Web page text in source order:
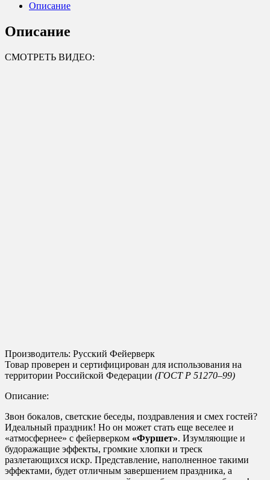
Описание
Описание
СМОТРЕТЬ ВИДЕО:
Производитель: Русский Фейерверк
Товар проверен и сертифицирован для использования на
территории Российской Федерации (ГОСТ Р 51270–99)
Описание:
Звон бокалов, светские беседы, поздравления и смех гостей?
Идеальный праздник! Но он может стать еще веселее и
«атмосфернее» с фейерверком «Фуршет». Изумляющие и
будоражащие эффекты, громкие хлопки и треск
разлетающихся искр. Представление, наполненное такими
эффектами, будет отличным завершением праздника, а